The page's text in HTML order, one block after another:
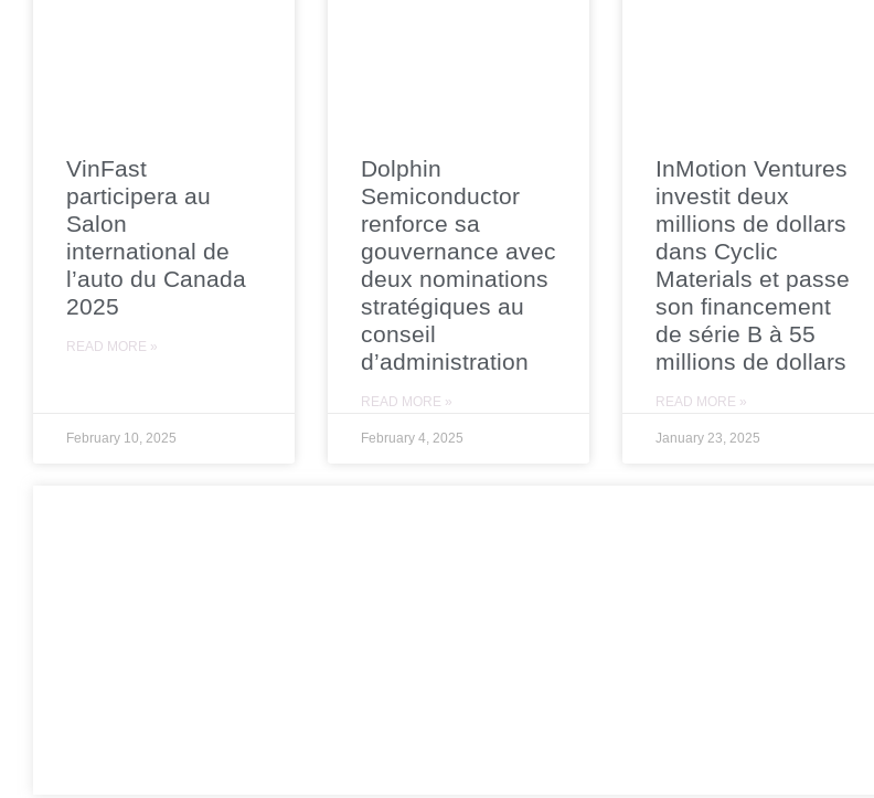
VinFast
participera au
Salon
international de
l’auto du Canada
2025
READ MORE »
February 10, 2025
Dolphin
Semiconductor
renforce sa
gouvernance avec
deux nominations
stratégiques au
conseil
d’administration
READ MORE »
February 4, 2025
InMotion Ventures
investit deux
millions de dollars
dans Cyclic
Materials et passe
son financement
de série B à 55
millions de dollars
READ MORE »
January 23, 2025